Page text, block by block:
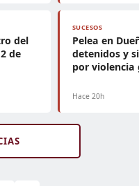
del
de
SUCESOS
Pelea en
detenidos y
por violencia
Hace 20h